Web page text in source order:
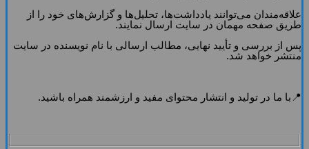
علاقه‌مندان می‌توانند یادداشت‌ها، تحلیل‌ها و گزارش‌های خود را از
طریق صفحه مهمان در سایت ارسال نمایند.
پس از بررسی و تأیید نهایی، مطالب ارسالی با نام نویسنده در سایت
منتشر خواهد شد.
📍با ما در تولید و انتشار محتوای مفید و ارزشمند همراه باشید.